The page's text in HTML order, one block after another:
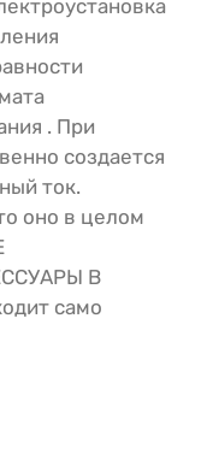
. При
создается
ток.
оно в целом
В
само